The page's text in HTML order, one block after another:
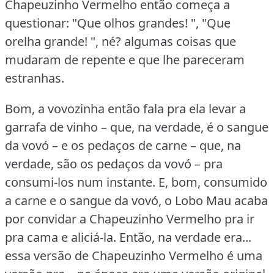
Chapeuzinho Vermelho então começa a
questionar: "Que olhos grandes! ", "Que
orelha grande! ", né? algumas coisas que
mudaram de repente e que lhe pareceram
estranhas.
Bom, a vovozinha então fala pra ela levar a
garrafa de vinho – que, na verdade, é o sangue
da vovó – e os pedaços de carne – que, na
verdade, são os pedaços da vovó – pra
consumi-los num instante. E, bom, consumido
a carne e o sangue da vovó, o Lobo Mau acaba
por convidar a Chapeuzinho Vermelho pra ir
pra cama e aliciá-la. Então, na verdade era...
essa versão de Chapeuzinho Vermelho é uma